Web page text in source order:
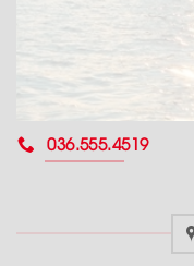
036.555.4519